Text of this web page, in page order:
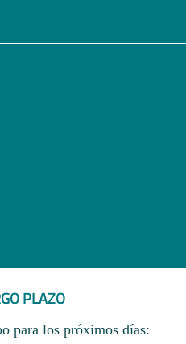
PLAZO
para los próximos días: